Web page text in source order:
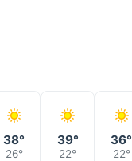
38°
26°
39°
22°
36°
22°